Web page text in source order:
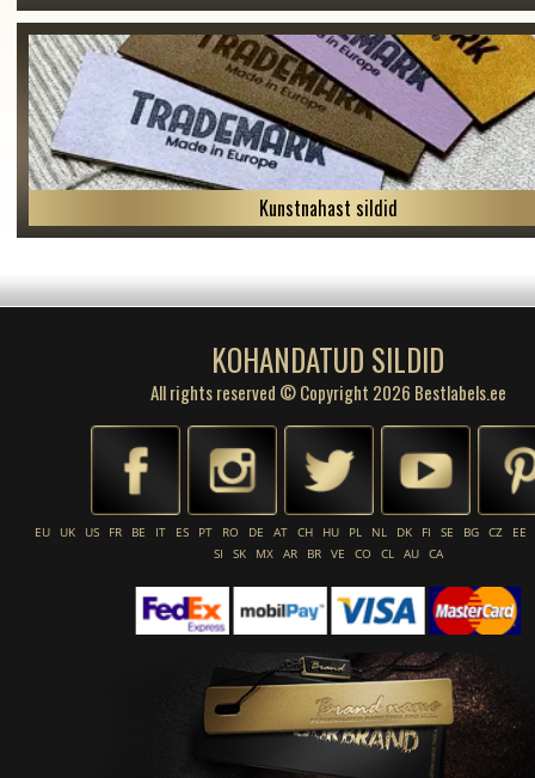
Kunstnahast sildid
KOHANDATUD SILDID
All rights reserved © Copyright 2026 Bestlabels.ee
EU UK US FR BE IT ES PT RO DE AT CH HU PL NL DK FI SE BG CZ
EE
SI
SK MX AR BR VE CO CL AU CA